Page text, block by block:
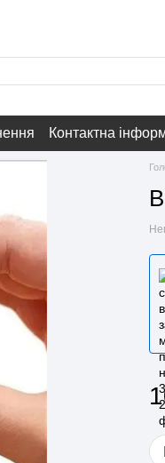
Контактна